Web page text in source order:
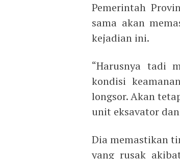
Pemerintah
sama akan
kejadian ini.
“Harusnya tadi
kondisi
longsor. Akan
unit eksavator
Dia memastikan
yang rusak